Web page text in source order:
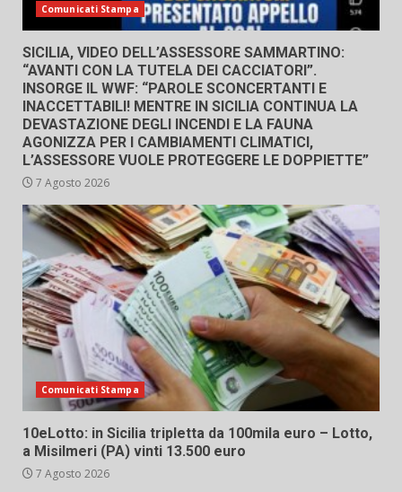
Comunicati Stampa
SICILIA, VIDEO DELL’ASSESSORE SAMMARTINO:
“AVANTI CON LA TUTELA DEI CACCIATORI”.
INSORGE IL WWF: “PAROLE SCONCERTANTI E
INACCETTABILI! MENTRE IN SICILIA CONTINUA LA
DEVASTAZIONE DEGLI INCENDI E LA FAUNA
AGONIZZA PER I CAMBIAMENTI CLIMATICI,
L’ASSESSORE VUOLE PROTEGGERE LE DOPPIETTE”
7 Agosto 2026
Comunicati Stampa
10eLotto: in Sicilia tripletta da 100mila euro – Lotto,
a Misilmeri (PA) vinti 13.500 euro
7 Agosto 2026